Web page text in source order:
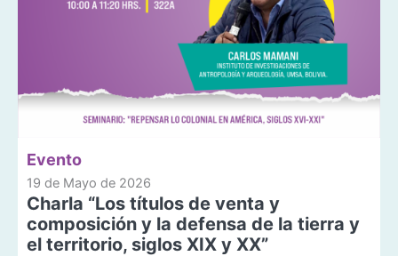
Evento
19 de Mayo de 2026
Charla “Los títulos de venta y
composición y la defensa de la tierra y
el territorio, siglos XIX y XX”